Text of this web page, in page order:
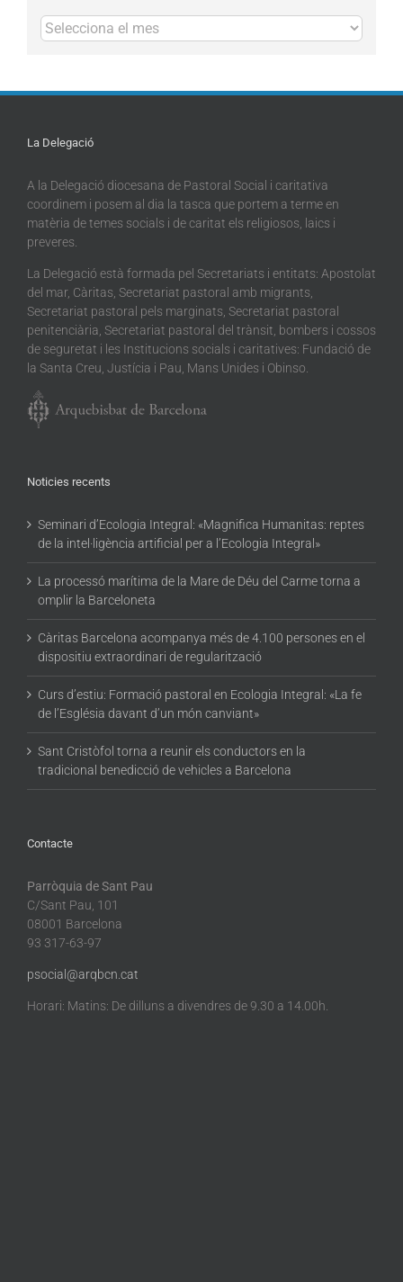
Arxius
La Delegació
A la Delegació diocesana de Pastoral Social i caritativa
coordinem i posem al dia la tasca que portem a terme en
matèria de temes socials i de caritat els religiosos, laics i
preveres.
La Delegació està formada pel Secretariats i entitats: Apostolat
del mar, Càritas, Secretariat pastoral amb migrants,
Secretariat pastoral pels marginats, Secretariat pastoral
penitenciària, Secretariat pastoral del trànsit, bombers i cossos
de seguretat i les Institucions socials i caritatives: Fundació de
la Santa Creu, Justícia i Pau, Mans Unides i Obinso.
Noticies recents
Seminari d’Ecologia Integral: «Magnifica Humanitas: reptes
de la intel·ligència artificial per a l’Ecologia Integral»
La processó marítima de la Mare de Déu del Carme torna a
omplir la Barceloneta
Càritas Barcelona acompanya més de 4.100 persones en el
dispositiu extraordinari de regularització
Curs d’estiu: Formació pastoral en Ecologia Integral: «La fe
de l’Església davant d’un món canviant»
Sant Cristòfol torna a reunir els conductors en la
tradicional benedicció de vehicles a Barcelona
Contacte
Parròquia de Sant Pau
C/Sant Pau, 101
08001 Barcelona
93 317-63-97
psocial@arqbcn.cat
Horari: Matins: De dilluns a divendres de 9.30 a 14.00h.